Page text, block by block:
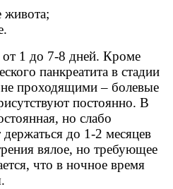
живота;
1 до 7-8 дней. Кроме
панкреатита в стадии
проходящими – болевые
постоянно. В
но слабо
до 1-2 месяцев
вялое, но требующее
что в ночное время